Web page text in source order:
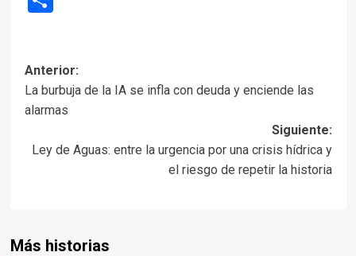
Navegación
de
Anterior:
La burbuja de la IA se infla con deuda y enciende las
alarmas
Siguiente:
Ley de Aguas: entre la urgencia por una crisis hídrica y
el riesgo de repetir la historia
Más historias